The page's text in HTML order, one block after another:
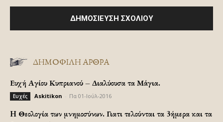
ΔΗΜΟΦΙΛΗ ΑΡΘΡΑ
Ευχή Αγίου Κυπριανού – Διαλύουσα τα Μάγια.
Ευχές Askitikon Πα 01-Ιούλ-2016
H Θεολογία των μνημοσύνων. Γιατι τελούνται τα 3ήμερα και τα